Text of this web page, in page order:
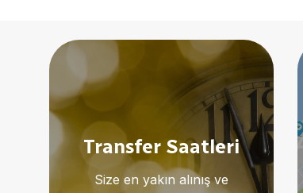
Transfer Saatleri
Size en yakın alınış ve